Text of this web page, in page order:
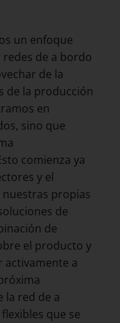
un enfoque
de a bordo
de la
de la producción
en
sino que
comienza ya
y el
propias
de
de
el producto y
activamente a
la red de a
que se